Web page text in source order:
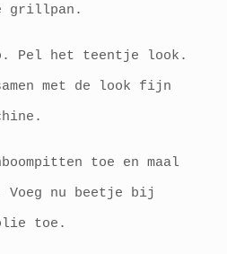
grillpan.
Pel het teentje look.
met de look fijn
toe en maal
nu beetje bij
toe.